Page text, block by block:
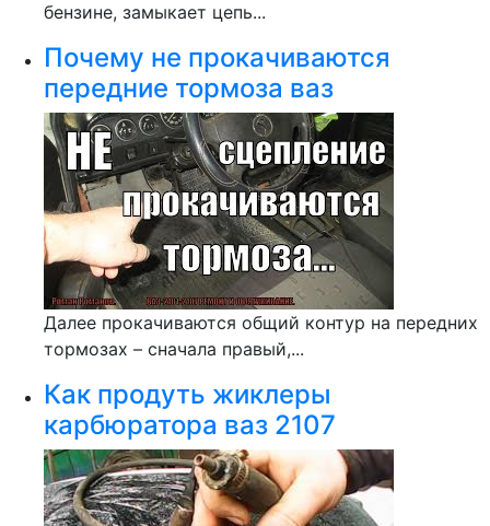
бензине, замыкает цепь...
Почему не прокачиваются
передние тормоза ваз
Далее прокачиваются общий контур на передних
тормозах – сначала правый,...
Как продуть жиклеры
карбюратора ваз 2107